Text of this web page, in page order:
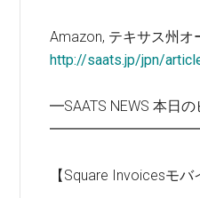
Amazon, テキサス州オ
http://saats.jp/jpn/
━SAATS NEWS 本日
【Square Invoicesモバ